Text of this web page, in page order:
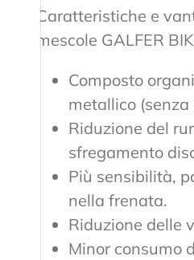
Caratteristiche e
mescole GALFER
Composto
metallico
Riduzione del
sfregamento
Più sensibilità,
nella frenata.
Riduzione delle
Minor consumo